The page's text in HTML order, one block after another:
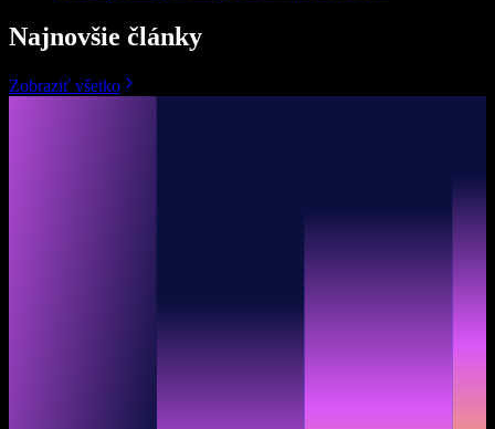
Najnovšie články
Zobraziť všetko